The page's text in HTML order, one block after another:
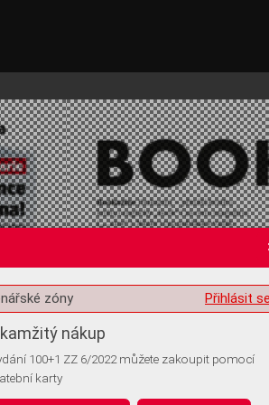
volitelných informací
Přihlásit
zóny
nákup
100+1 ZZ 6/2022 můžete zakoupit pomocí
karty